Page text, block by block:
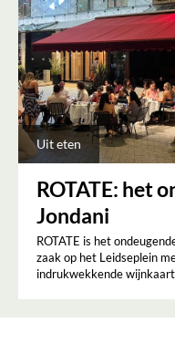
Uit eten
ROTATE: het
Jondani
ROTATE is het
zaak op het Leidseplein
indrukwekkende